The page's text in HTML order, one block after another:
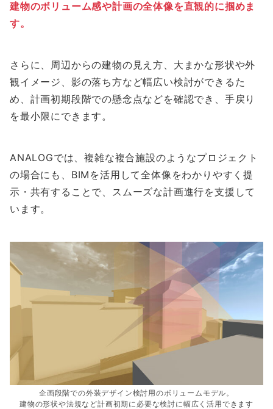
建物のボリューム感や計画の全体像を直観的に掴めま
す。
さらに、周辺からの建物の見え方、大まかな形状や外
観イメージ、影の落ち方など幅広い検討ができるた
め、計画初期段階での懸念点などを確認でき、手戻り
を最小限にできます。
ANALOGでは、複雑な複合施設のようなプロジェクト
の場合にも、BIMを活用して全体像をわかりやすく提
示・共有することで、スムーズな計画進行を支援して
います。
企画段階での外装デザイン検討用のボリュームモデル。
建物の形状や法規など計画初期に必要な検討に幅広く活用できます